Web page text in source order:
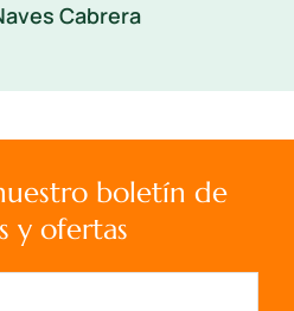
Cabrera
boletín de
y ofertas